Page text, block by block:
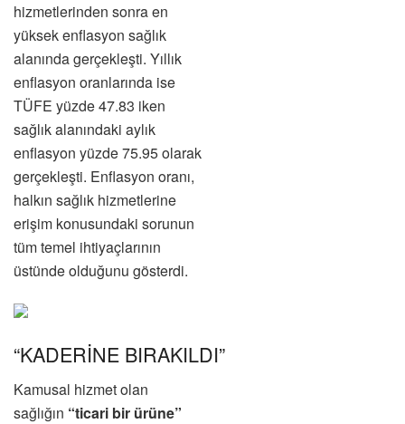
hizmetlerinden sonra en
yüksek enflasyon sağlık
alanında gerçekleşti. Yıllık
enflasyon oranlarında ise
TÜFE yüzde 47.83 iken
sağlık alanındaki aylık
enflasyon yüzde 75.95 olarak
gerçekleşti. Enflasyon oranı,
halkın sağlık hizmetlerine
erişim konusundaki sorunun
tüm temel ihtiyaçlarının
üstünde olduğunu gösterdi.
“KADERİNE BIRAKILDI”
Kamusal hizmet olan
sağlığın “ticari bir ürüne”